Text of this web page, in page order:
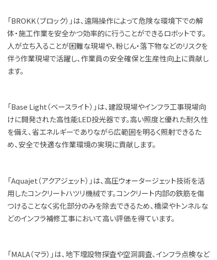
「BROKK（ブロック）」は、遠隔操作によって危険な環境下での解
体・施工作業を安全かつ効率的に行うことができるロボットです。
人が立ち入ることが困難な現場や、粉じん・落下物などのリスクを
伴う作業現場で活躍し、作業員の安全確保と生産性向上に貢献し
ます。
「Base Light（ベースライト）」は、建設現場やインフラ工事現場向
けに開発された高性能LED投光器です。高い照度と優れた耐久性
を備え、省エネルギーでありながら広範囲を明るく照射できるた
め、安全で快適な作業環境の実現に貢献します。
「Aquajet（アクアジェット）」は、高圧ウォータージェット技術を活
用したコンクリートハツリ機械です。コンクリート内部の鉄筋を傷
つけることなく劣化部分のみを除去できるため、橋梁やトンネルな
どのインフラ補修工事において高い評価を得ています。
「MALA（マラ）」は、地下埋設物探査や空洞調査、インフラ点検など